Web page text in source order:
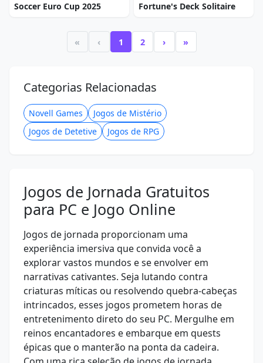
Soccer Euro Cup 2025 Fortune's Deck Solitaire
« ‹ 1 2 › »
Categorias Relacionadas
Novell Games
Jogos de Mistério
Jogos de Detetive
Jogos de RPG
Jogos de Jornada Gratuitos
para PC e Jogo Online
Jogos de jornada proporcionam uma
experiência imersiva que convida você a
explorar vastos mundos e se envolver em
narrativas cativantes. Seja lutando contra
criaturas míticas ou resolvendo quebra-cabeças
intrincados, esses jogos prometem horas de
entretenimento direto do seu PC. Mergulhe em
reinos encantadores e embarque em quests
épicas que o manterão na ponta da cadeira.